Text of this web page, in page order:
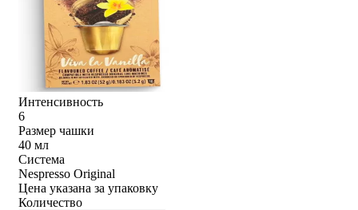
Интенсивность
6
Размер чашки
40 мл
Система
Nespresso Original
Цена указана за упаковку
Количество